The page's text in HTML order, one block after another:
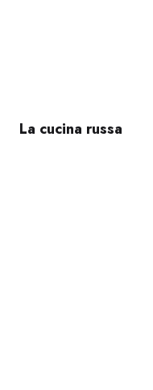
La cucina russa